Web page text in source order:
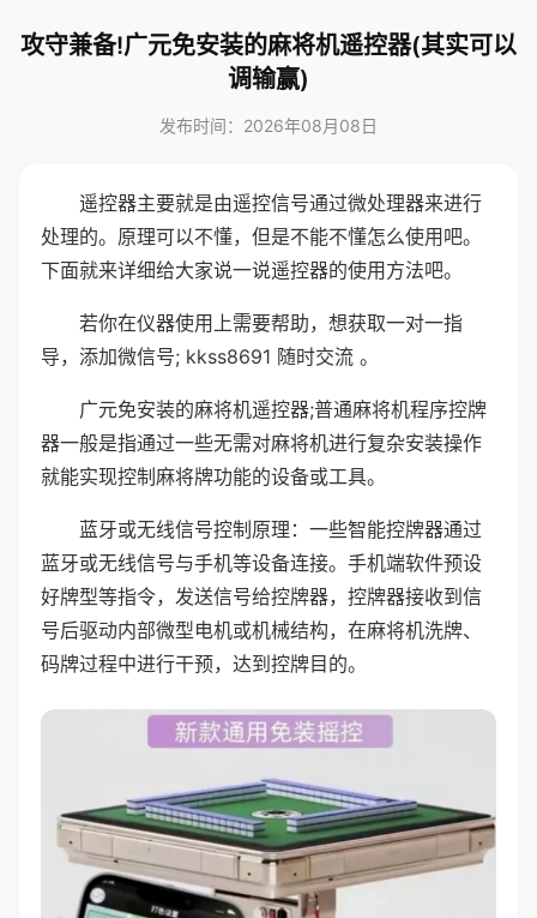
攻守兼备!广元免安装的麻将机遥控器(其实可以
调输赢)
发布时间：2026年08月08日
遥控器主要就是由遥控信号通过微处理器来进行
处理的。原理可以不懂，但是不能不懂怎么使用吧。
下面就来详细给大家说一说遥控器的使用方法吧。
若你在仪器使用上需要帮助，想获取一对一指
导，添加微信号; kkss8691 随时交流 。
广元免安装的麻将机遥控器;普通麻将机程序控牌
器一般是指通过一些无需对麻将机进行复杂安装操作
就能实现控制麻将牌功能的设备或工具。
蓝牙或无线信号控制原理：一些智能控牌器通过
蓝牙或无线信号与手机等设备连接。手机端软件预设
好牌型等指令，发送信号给控牌器，控牌器接收到信
号后驱动内部微型电机或机械结构，在麻将机洗牌、
码牌过程中进行干预，达到控牌目的。